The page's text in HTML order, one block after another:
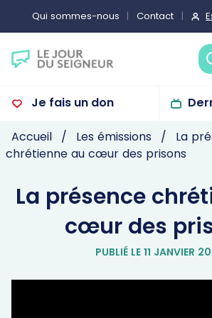
Qui sommes-nous Contact
Je fais un don
Accueil Les émissions
La
chrétienne au cœur des prisons
La présence
cœur des
PUBLIÉ LE 11 JANVIER